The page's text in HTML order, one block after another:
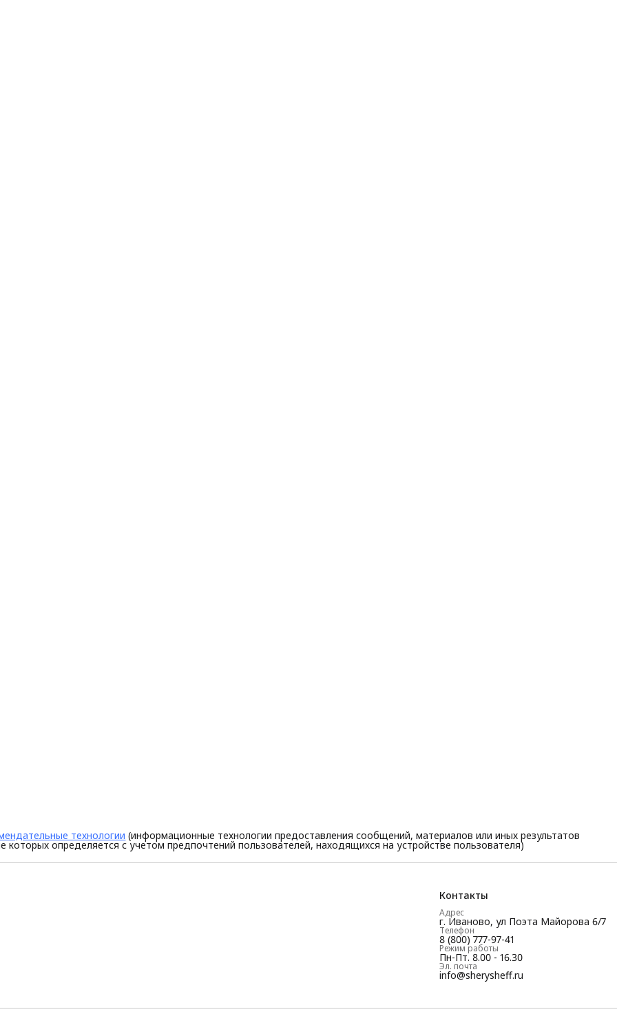
технологии (информационные технологии предоставления сообщений, материалов или иных результатов
которых определяется с учетом предпочтений пользователей, находящихся на устройстве пользователя)
Контакты
Адрес
г. Иваново, ул Поэта Майорова 6/7
Телефон
8 (800) 777-97-41
Режим работы
Пн-Пт. 8.00 - 16.30
Эл. почта
info@sherysheff.ru